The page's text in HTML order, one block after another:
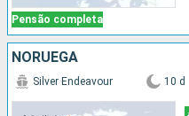
Pensão completa
NORUEGA
Silver Endeavour 10 d